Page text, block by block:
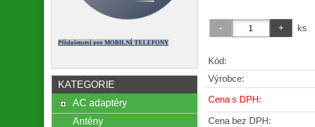
ks
Kód:
Výrobce:
Cena s DPH:
Cena bez DPH:
Příslušenství pro MOBILNÍ TELEFONY
KATEGORIE
AC adaptéry
Antény